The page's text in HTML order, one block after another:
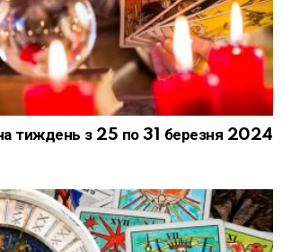
тиждень з 25 по 31 березня 2024